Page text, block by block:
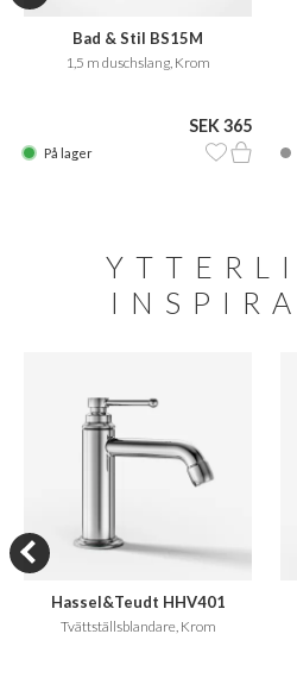
Bad & Stil BS15M
1,5 m duschslang, Krom
SEK 365
På lager
Hassel&Teudt HHV401
Tvättställsblandare, Krom